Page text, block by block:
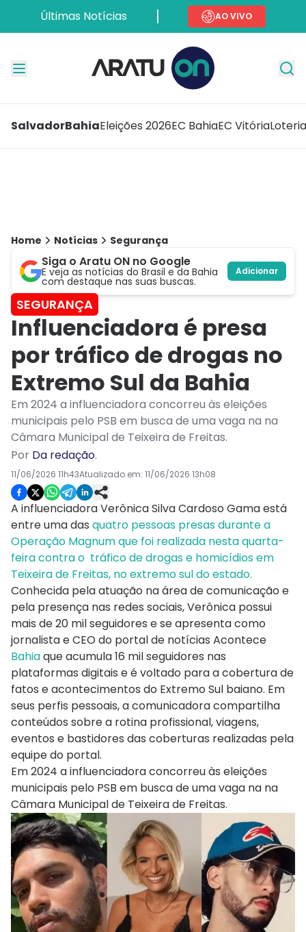
Últimas Notícias AO VIVO
SalvadorBahiaEleições 2026EC BahiaEC Vitória
Home Notícias Segurança
Siga o Aratu ON no Google
E veja as notícias do Brasil e da Bahia
com destaque nas suas buscas.
Adicionar
SEGURANÇA
Influenciadora é presa
por tráfico de drogas no
Extremo Sul da Bahia
Em 2024 a influenciadora concorreu às eleições
municipais pelo PSB em busca de uma vaga na na
Câmara Municipal de Teixeira de Freitas.
Por Da redação.
11/06/2026 11h43Atualizado em: 11/06/2026 13h08
A influenciadora Verônica Silva Cardoso Gama está
entre uma das quatro pessoas presas durante a
Operação Magnum que foi realizada nesta quarta-
feira contra o tráfico de drogas e homicídios em
Teixeira de Freitas, no extremo sul do estado.
Conhecida pela atuação na área de comunicação e
pela presença nas redes sociais, Verônica possui
mais de 20 mil seguidores e se apresenta como
jornalista e CEO do portal de notícias Acontece
Bahiaque acumula 16 mil seguidores nas
plataformas digitais e é voltado para a cobertura de
fatos e acontecimentos do Extremo Sul baiano. Em
seus perfis pessoais, a comunicadora compartilha
conteúdos sobre a rotina profissional, viagens,
eventos e bastidores das coberturas realizadas pela
equipe do portal.
Em 2024 a influenciadora concorreu às eleições
municipais pelo PSB em busca de uma vaga na na
Câmara Municipal de Teixeira de Freitas.